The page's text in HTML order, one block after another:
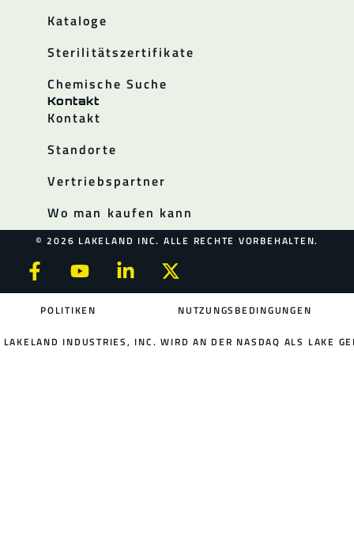
Kataloge
Sterilitätszertifikate
Chemische Suche
Kontakt
Kontakt
Standorte
Vertriebspartner
Wo man kaufen kann
© 2026 LAKELAND INC. ALLE RECHTE VORBEHALTEN.
POLITIKEN NUTZUNGSBEDINGUNGEN
LAKELAND INDUSTRIES, INC. WIRD AN DER NASDAQ ALS LAKE